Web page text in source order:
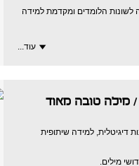
לשונות הלומדים ומקדמת למידה
עוד...
/ מילה טובה מאוד
דיגיטלית, למידה שיתופית
מילים.